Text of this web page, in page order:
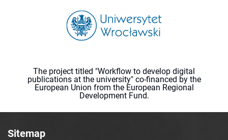
The project titled "Workflow to develop digital
publications at the university" co-financed by the
European Union from the European Regional
Development Fund.
Sitemap